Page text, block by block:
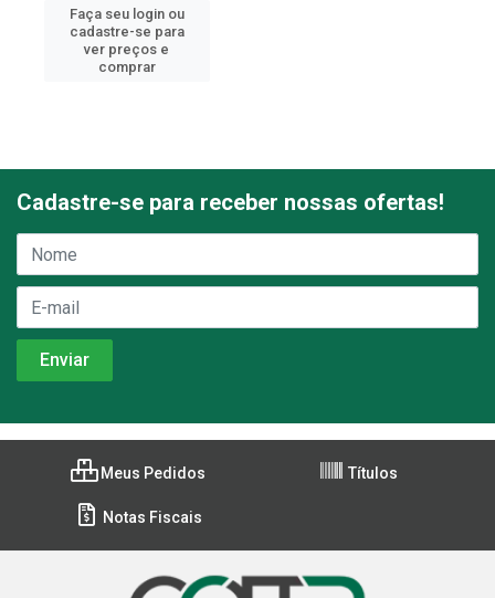
Faça seu login ou
cadastre-se para
ver preços e
comprar
Cadastre-se para receber nossas ofertas!
Meus Pedidos Títulos
Notas Fiscais